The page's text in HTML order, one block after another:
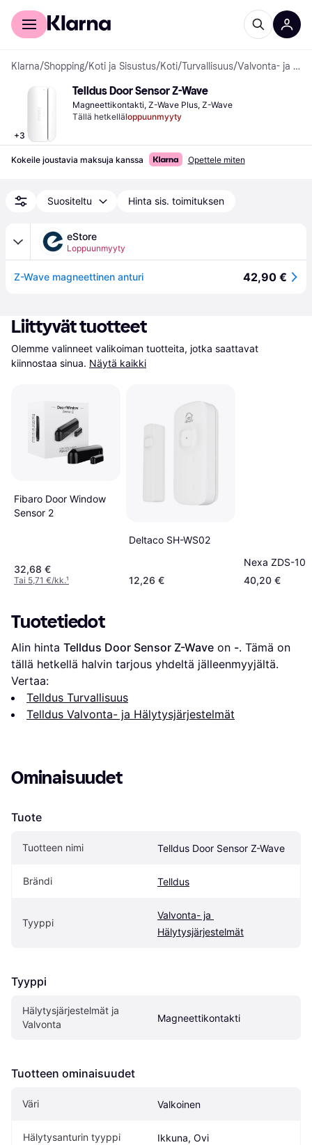
Kuluttajille
Klarna/Shopping/Koti ja Sisustus/Koti/Turvallisuus/ Valvonta- ja Hälytysjärjestelmät
+3
Telldus Door Sensor Z-Wave
Magneettikontakti, Z-Wave Plus, Z-Wave
Tällä hetkelläloppuunmyyty
Kokeile joustavia maksuja kanssa Opettele miten
Suositeltu Hinta sis. toimituksen
eStore
Loppuunmyyty
Z-Wave magneettinen anturi 42,90 €
Liittyvät tuotteet
Olemme valinneet valikoiman tuotteita, jotka saattavat
kiinnostaa sinua. Näytä kaikki
Fibaro Door Window
Sensor 2
32,68 €
Tai 5,71 €/kk.¹
Deltaco SH-WS02
12,26 €
Nexa ZDS-102
40,20 €
Tuotetiedot
Alin hinta Telldus Door Sensor Z-Wave on -. Tämä on
tällä hetkellä halvin tarjous yhdeltä jälleenmyyjältä.
Vertaa:
Telldus Turvallisuus
Telldus Valvonta- ja Hälytysjärjestelmät
Ominaisuudet
Tuote
Tuotteen nimi Telldus Door Sensor Z-Wave
Brändi Telldus
Tyyppi
Valvonta- ja
Hälytysjärjestelmät
Tyyppi
Hälytysjärjestelmät ja
Valvonta
Magneettikontakti
Tuotteen ominaisuudet
Väri Valkoinen
Hälytysanturin tyyppi Ikkuna, Ovi